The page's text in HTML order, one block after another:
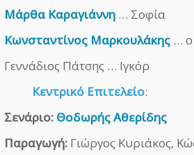
Μάρθα Καραγιάννη … Σοφία
Κωνσταντίνος Μαρκουλάκης … ο
Γεννάδιος Πάτσης … Ιγκόρ
Κεντρικό Επιτελείο:
Σενάριο: Θοδωρής Αθερίδης
Παραγωγή: Γιώργος Κυριάκος,